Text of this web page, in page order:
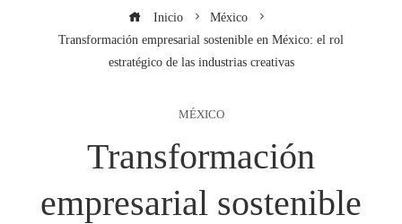
Inicio
México
Transformación empresarial sostenible en México: el rol
estratégico de las industrias creativas
MÉXICO
Transformación
empresarial sostenible